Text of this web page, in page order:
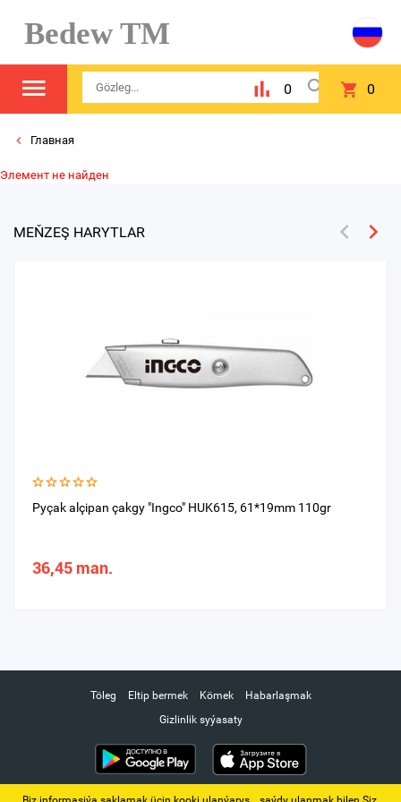
Bedew TM
0 0
Главная
Элемент не найден
MEŇZEŞ HARYTLAR
Pyçak alçipan çakgy "Ingco" HUK615, 61*19mm 110gr
36,45 man.
Töleg Eltip bermek Kömek
Habarlaşmak
Gizlinlik syýasaty